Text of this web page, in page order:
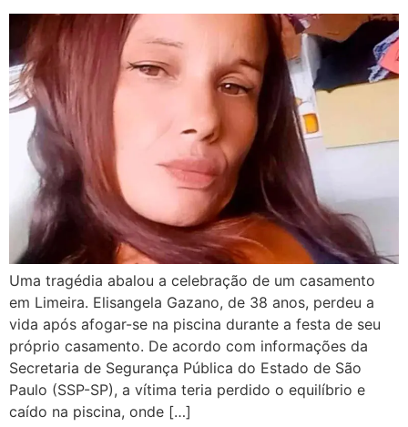
Uma tragédia abalou a celebração de um casamento
em Limeira. Elisangela Gazano, de 38 anos, perdeu a
vida após afogar-se na piscina durante a festa de seu
próprio casamento. De acordo com informações da
Secretaria de Segurança Pública do Estado de São
Paulo (SSP-SP), a vítima teria perdido o equilíbrio e
caído na piscina, onde […]